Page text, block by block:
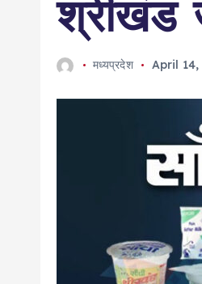
श्रीखंड
मध्यप्रदेश April 14,